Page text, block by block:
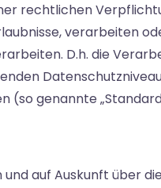
rechtlichen
verarbeiten
D.h. die
(so genannte
auf Auskunft über